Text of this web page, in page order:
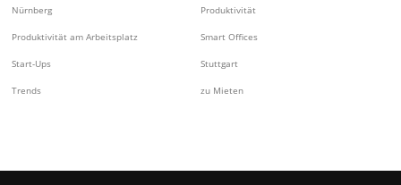
Nürnberg Produktivität
Produktivität am Arbeitsplatz Smart Offices
Start-Ups Stuttgart
Trends zu Mieten